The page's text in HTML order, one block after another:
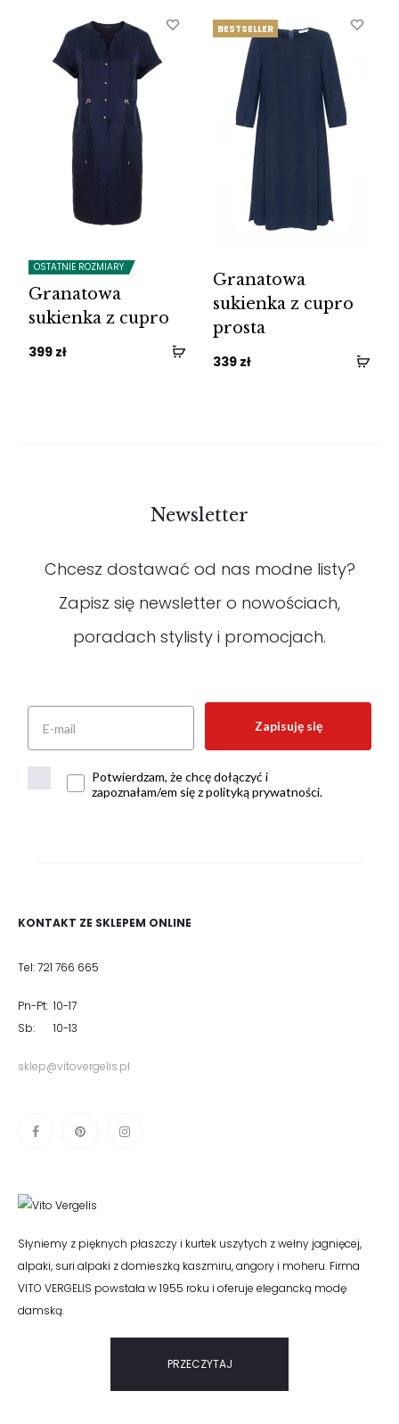
OSTATNIE ROZMIARY
Granatowa
sukienka z cupro
399 zł
BESTSELLER
Granatowa
sukienka z cupro
prosta
339 zł
Newsletter
Chcesz dostawać od nas modne listy?
Zapisz się newsletter o nowościach,
poradach stylisty i promocjach.
Zapisuję się
Potwierdzam, że chcę dołączyć i
zapoznałam/em się z polityką prywatności.
KONTAKT ZE SKLEPEM ONLINE
Tel: 721 766 665
Pn-Pt: 10-17
Sb: 10-13
sklep@vitovergelis.pl
Słyniemy z pięknych płaszczy i kurtek uszytych z wełny jagnięcej,
alpaki, suri alpaki z domieszką kaszmiru, angory i moheru. Firma
VITO VERGELIS powstała w 1955 roku i oferuje elegancką modę
damską.
PRZECZYTAJ